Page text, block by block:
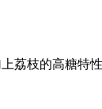
荔枝的高糖特